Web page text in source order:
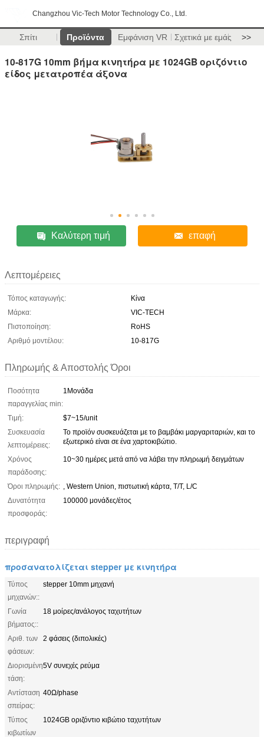
Changzhou Vic-Tech Motor Technology Co., Ltd.
Σπίτι Προϊόντα Εμφάνιση VR Σχετικά με εμάς >>
10-817G 10mm βήμα κινητήρα με 1024GB οριζόντιο
είδος μετατροπέα άξονα
Καλύτερη τιμή επαφή
Λεπτομέρειες
Τόπος καταγωγής:
Κίνα
Μάρκα:
VIC-TECH
Πιστοποίηση:
RoHS
Αριθμό μοντέλου:
10-817G
Πληρωμής & Αποστολής Όροι
Ποσότητα
παραγγελίας min:
1Μονάδα
Τιμή:
$7~15/unit
Συσκευασία
λεπτομέρειες:
Το προϊόν συσκευάζεται με το βαμβάκι μαργαριταριών, και το
εξωτερικό είναι σε ένα χαρτοκιβώτιο.
Χρόνος
παράδοσης:
10~30 ημέρες μετά από να λάβει την πληρωμή δειγμάτων
Όροι πληρωμής: , Western Union, πιστωτική κάρτα, T/T, L/C
Δυνατότητα
προσφοράς:
100000 μονάδες/έτος
περιγραφή
προσανατολίζεται stepper με κινητήρα
Τύπος
μηχανών::
stepper 10mm μηχανή
Γωνία
βήματος::
18 μοίρες/ανάλογος ταχυτήτων
Αριθ. των
φάσεων:
2 φάσεις (διπολικές)
Διορισμένη
τάση:
5V συνεχές ρεύμα
Αντίσταση
σπείρας:
40Ω/phase
Τύπος
κιβωτίων
1024GB οριζόντιο κιβώτιο ταχυτήτων